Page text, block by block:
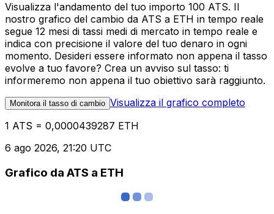
Visualizza l'andamento del tuo importo 100 ATS. Il
nostro grafico del cambio da ATS a ETH in tempo reale
segue 12 mesi di tassi medi di mercato in tempo reale e
indica con precisione il valore del tuo denaro in ogni
momento. Desideri essere informato non appena il tasso
evolve a tuo favore? Crea un avviso sul tasso: ti
informeremo non appena il tuo obiettivo sarà raggiunto.
Monitora il tasso di cambio Visualizza il grafico completo
1 ATS = 0,0000439287 ETH
6 ago 2026, 21:20 UTC
Grafico da ATS a ETH